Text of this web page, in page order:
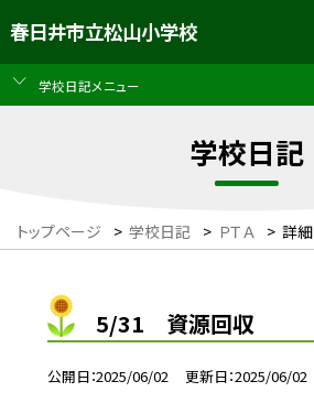
春日井市立松山小学校
学校日記メニュー
学校日記
トップページ > 学校日記 > ＰＴＡ > 詳細
5/31 資源回収
公開日 2025/06/02 更新日 2025/06/02